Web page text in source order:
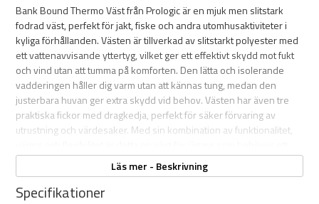
Bank Bound Thermo Väst från Prologic är en mjuk men slitstark
fodrad väst, perfekt för jakt, fiske och andra utomhusaktiviteter i
kyliga förhållanden. Västen är tillverkad av slitstarkt polyester med
ett vattenavvisande yttertyg, vilket ger ett effektivt skydd mot fukt
och vind utan att tumma på komforten. Den lätta och isolerande
vadderingen håller dig varm utan att kännas tung, medan den
justerbara huvan ger extra skydd vid behov. Västen har även tre
praktiska fickor med dragkedja, perfekt för säker förvaring av
utrustning och värdesaker. Med sin kombination av funktionalitet,
pålitligt och bekvämt plagg för kalla och fuktiga dagar.
Läs mer - Beskrivning
Specifikationer